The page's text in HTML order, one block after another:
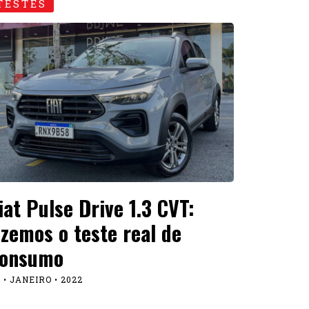
Pulse Drive 1.3 CVT:
o teste real de
JANEIRO • 2022